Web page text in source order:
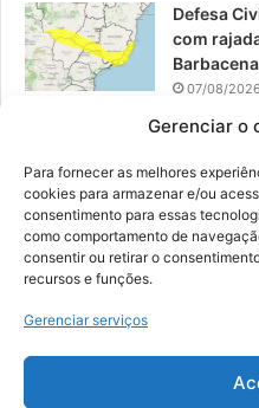
Gerenciar o
Para fornecer as melhores
cookies para armazenar e/ou
consentimento para essas
como comportamento de
consentir ou retirar o
recursos e funções.
Gerenciar serviços
Defesa
com
07/08/2026
EPCAR
06/08/
© 2026, Todos os direitos
Digital Business|
Fale Conosco